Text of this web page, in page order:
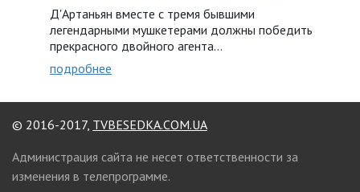
Д'Артаньян вместе с тремя бывшими
легендарными мушкетерами должны победить
прекрасного двойного агента…
подробнее
© 2016-2017, TVBESEDKA.COM.UA
Администрация сайта не несет ответственности за
изменения в телепрограмме.